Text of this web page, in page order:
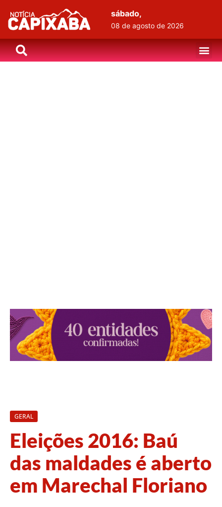
sábado,
08 de agosto de 2026
GERAL
Eleições 2016: Baú
das maldades é aberto
em Marechal Floriano